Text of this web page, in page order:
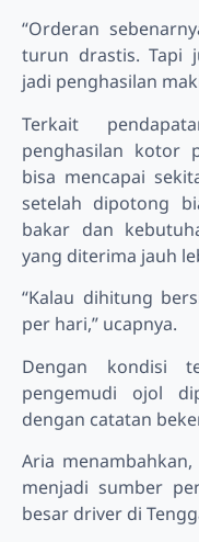
“Orderan
turun drastis. Tapi
jadi penghasilan
Terkait
penghasilan kotor
bisa mencapai
setelah dipotong
bakar dan
yang diterima jauh
“Kalau dihitung
per hari,” ucapnya.
Dengan kondisi
pengemudi ojol
dengan catatan
Aria
menjadi sumber
besar driver di